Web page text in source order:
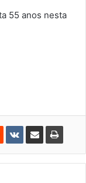
55 anos nesta